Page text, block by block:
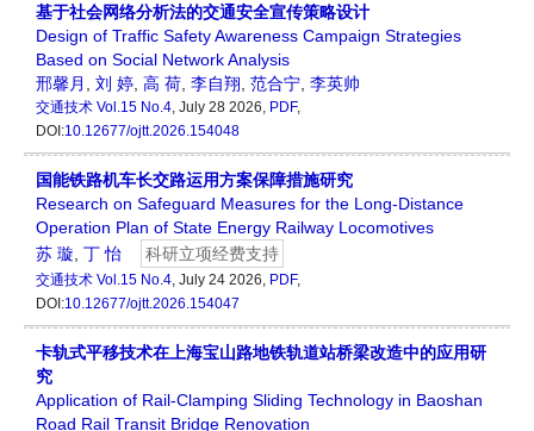
基于社会网络分析法的交通安全宣传策略设计
Design of Traffic Safety Awareness Campaign Strategies
Based on Social Network Analysis
邢馨月 , 刘 婷, 高 荷, 李自翔, 范合宁, 李英帅
交通技术 Vol.15 No.4, July 28 2026, PDF,
DOI:10.12677/ojtt.2026.154048
国能铁路机车长交路运用方案保障措施研究
Research on Safeguard Measures for the Long-Distance
Operation Plan of State Energy Railway Locomotives
苏 璇, 丁 怡 科研立项经费支持
交通技术 Vol.15 No.4, July 24 2026, PDF,
DOI:10.12677/ojtt.2026.154047
卡轨式平移技术在上海宝山路地铁轨道站桥梁改造中的应用研
究
Application of Rail-Clamping Sliding Technology in Baoshan
Road Rail Transit Bridge Renovation